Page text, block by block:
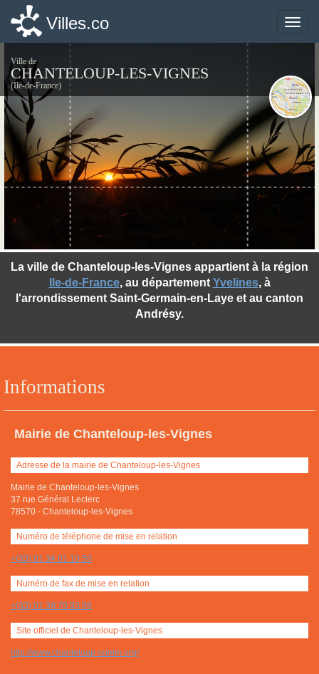
Toggle
Villes.co
Ville de
CHANTELOUP-LES-VIGNES
(Ile-de-France)
Informations
Mairie de Chanteloup-les-Vignes
Adresse de la mairie de Chanteloup-les-Vignes
Mairie de Chanteloup-les-Vignes
37 rue Général Leclerc
78570 - Chanteloup-les-Vignes
Numéro de téléphone de mise en relation
+(33) 01 34 01 10 50
Numéro de fax de mise en relation
+(33) 01 39 70 93 09
Site officiel de Chanteloup-les-Vignes
http://www.chanteloup-comm.org/
La ville de Chanteloup-les-Vignes appartient à la région
Ile-de-France, au département Yvelines, à
l'arrondissement Saint-Germain-en-Laye et au canton
Andrésy.
Toggle
Villes.co